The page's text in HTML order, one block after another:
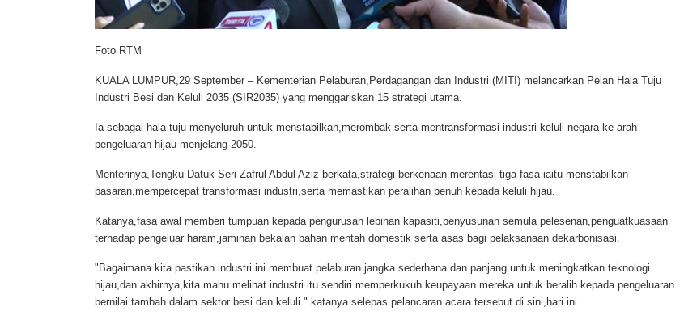
Foto RTM
KUALA LUMPUR,29 September –Kementerian Pelaburan,Perdagangan dan Industri (MITI) melancarkan Pelan Hala Tuju
Industri Besi dan Keluli 2035 (SIR2035) yang menggariskan 15 strategi utama.
Ia sebagai hala tuju menyeluruh untuk menstabilkan,merombak serta mentransformasi industri keluli negara ke arah
pengeluaran hijau menjelang 2050.
Menterinya,Tengku Datuk Seri Zafrul Abdul Aziz berkata,strategi berkenaan merentasi tiga fasa iaitu menstabilkan
pasaran,mempercepat transformasi industri,serta memastikan peralihan penuh kepada keluli hijau.
Katanya,fasa awal memberi tumpuan kepada pengurusan lebihan kapasiti,penyusunan semula pelesenan,penguatkuasaan
terhadap pengeluar haram,jaminan bekalan bahan mentah domestik serta asas bagi pelaksanaan dekarbonisasi.
"Bagaimana kita pastikan industri ini membuat pelaburan jangka sederhana dan panjang untuk meningkatkan teknologi
hijau,dan akhirnya,kita mahu melihat industri itu sendiri memperkukuh keupayaan mereka untuk beralih kepada pengeluaran
bernilai tambah dalam sektor besi dan keluli." katanya selepas pelancaran acara tersebut di sini,hari ini.